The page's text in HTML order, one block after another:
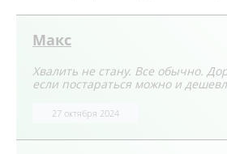
Макс
Хвалить не стану. Все обычно.
если постараться можно и
27 октября 2024